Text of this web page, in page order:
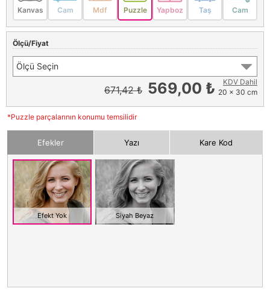
Kanvas Cam Mdf Puzzle Yapboz Taş Cam
Ölçü/Fiyat
Ölçü Seçin
671,42 ₺ 569,00 ₺
KDV Dahil
20 x 30 cm
*Puzzle parçalarının konumu temsilidir
Efekler Yazı Kare Kod
Efekt Yok Siyah Beyaz